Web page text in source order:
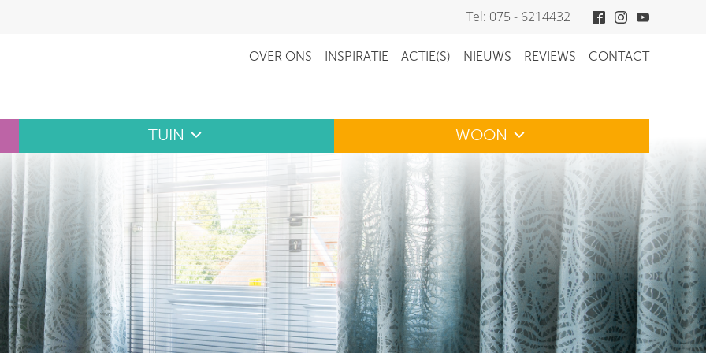
Tel: 075 - 6214432
OVER ONS INSPIRATIE ACTIE(S) NIEUWS REVIEWS CONTACT
TUIN WOON